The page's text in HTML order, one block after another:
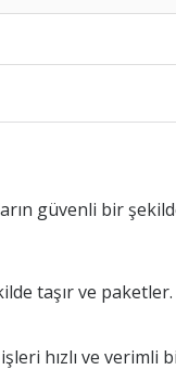
güvenli bir
taşır ve paketler.
hızlı ve verimli